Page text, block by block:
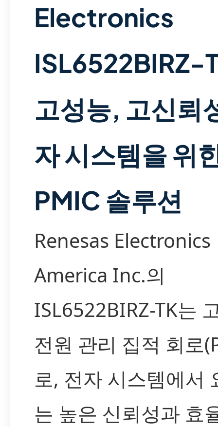
Electronics
ISL6522BIRZ-
고성능, 고신뢰
자 시스템을 위
PMIC 솔루션
Renesas Electronics
America Inc.의
ISL6522BIRZ-TK는
전원 관리 집적 회로
로, 전자 시스템에서
는 높은 신뢰성과 효